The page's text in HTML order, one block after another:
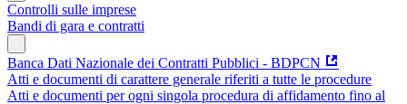
Controlli sulle imprese
Bandi di gara e contratti
Banca Dati Nazionale dei Contratti Pubblici - BDPCN
Atti e documenti di carattere generale riferiti a tutte le procedure
Atti e documenti per ogni singola procedura di affidamento fino al